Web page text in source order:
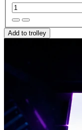
Add to trolley